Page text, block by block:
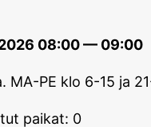
08:00 — 09:00
MA-PE klo 6-15 ja
paikat: 0